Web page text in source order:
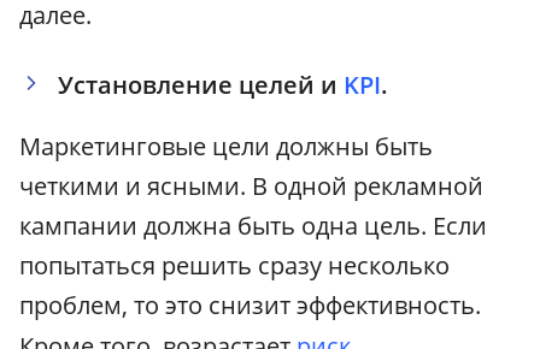
далее.
Установление целей и KPI.
Маркетинговые цели должны быть
четкими и ясными. В одной рекламной
кампании должна быть одна цель. Если
попытаться решить сразу несколько
проблем, то это снизит эффективность.